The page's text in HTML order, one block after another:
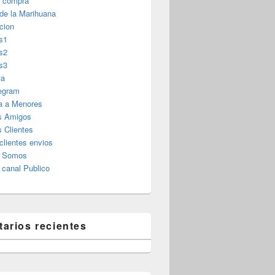
la Marihuana
a Menores
Amigos
Clientes
envios
Publico
recientes